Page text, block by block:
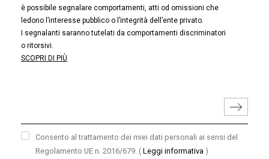
è possibile segnalare comportamenti, atti od omissioni che
ledono l’interesse pubblico o l’integrità dell’ente privato.
I segnalanti saranno tutelati da comportamenti discriminatori
o ritorsivi.
SCOPRI DI PIÙ
Consento al trattamento dei miei dati personali ai sensi del
Regolamento UE n. 2016/679. ( Leggi informativa )